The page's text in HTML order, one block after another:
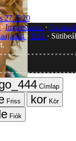
27. 5:20
Impresszum
RSS
Címlap
Friss
Kör
Fiók